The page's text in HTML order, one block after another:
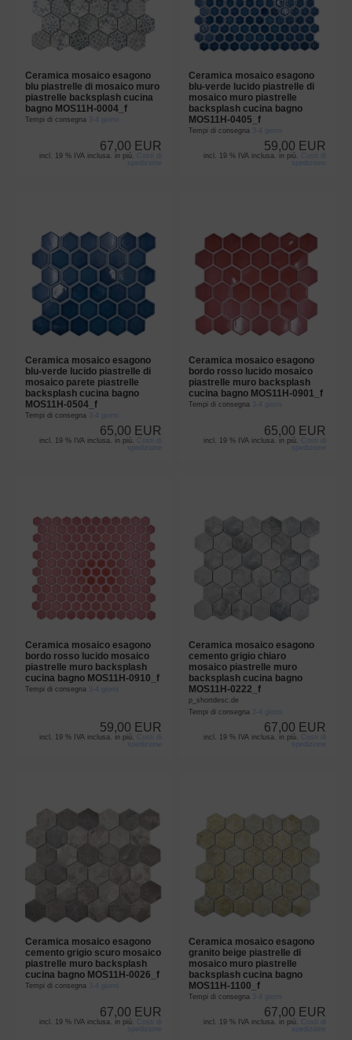
Ceramica mosaico esagono
blu piastrelle di mosaico muro
piastrelle backsplash cucina
bagno MOS11H-0004_f
Tempi di consegna 3-4 giorni
67,00 EUR
incl. 19 % IVA inclusa. in più.
Costi di
spedizione
Ceramica mosaico esagono
blu-verde lucido piastrelle di
mosaico muro piastrelle
backsplash cucina bagno
MOS11H-0405_f
Tempi di consegna 3-4 giorni
59,00 EUR
incl. 19 % IVA inclusa. in più.
Costi di
spedizione
Ceramica mosaico esagono
blu-verde lucido piastrelle di
mosaico parete piastrelle
backsplash cucina bagno
MOS11H-0504_f
Tempi di consegna 3-4 giorni
65,00 EUR
incl. 19 % IVA inclusa. in più.
Costi di
spedizione
Ceramica mosaico esagono
bordo rosso lucido mosaico
piastrelle muro backsplash
cucina bagno MOS11H-0901_f
Tempi di consegna 3-4 giorni
65,00 EUR
incl. 19 % IVA inclusa. in più.
Costi di
spedizione
Ceramica mosaico esagono
bordo rosso lucido mosaico
piastrelle muro backsplash
cucina bagno MOS11H-0910_f
Tempi di consegna 3-4 giorni
59,00 EUR
incl. 19 % IVA inclusa. in più.
Costi di
spedizione
Ceramica mosaico esagono
cemento grigio chiaro
mosaico piastrelle muro
backsplash cucina bagno
MOS11H-0222_f
p_shortdesc.de
Tempi di consegna
3-4 giorni
67,00 EUR
incl. 19 % IVA inclusa. in più.
Costi di
spedizione
Ceramica mosaico esagono
cemento grigio scuro mosaico
piastrelle muro backsplash
cucina bagno MOS11H-0026_f
Tempi di consegna 3-4 giorni
67,00 EUR
incl. 19 % IVA inclusa. in più.
Costi di
spedizione
Ceramica mosaico esagono
granito beige piastrelle di
mosaico muro piastrelle
backsplash cucina bagno
MOS11H-1100_f
Tempi di consegna 3-4 giorni
67,00 EUR
incl. 19 % IVA inclusa. in più.
Costi di
spedizione